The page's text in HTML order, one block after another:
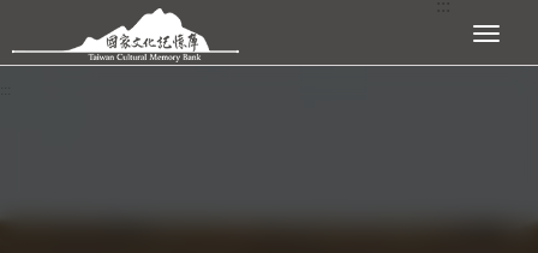
跳到主要內容區塊 展開選單